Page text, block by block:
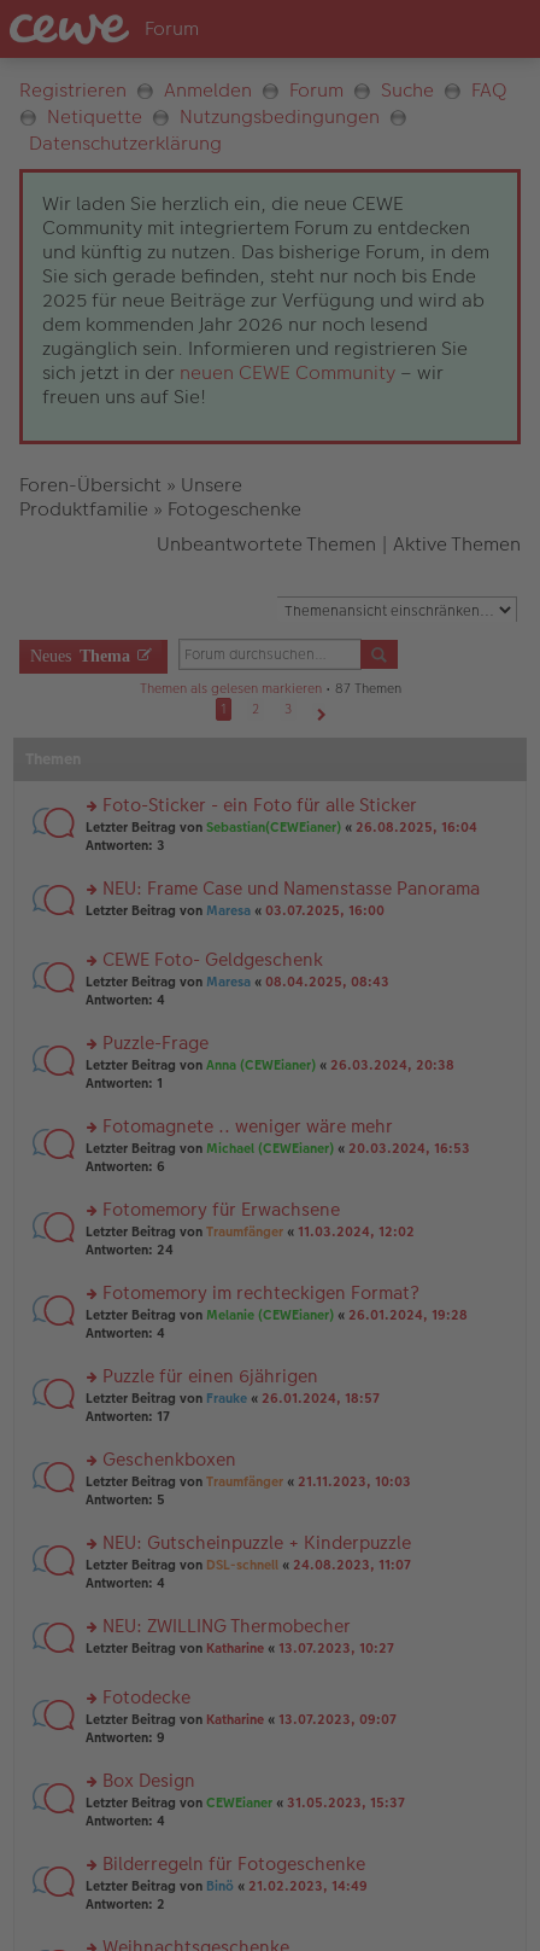
Registrieren Anmelden Forum Suche
FAQ
Netiquette
Nutzungsbedingungen
Datenschutzerklärung
Wir laden Sie herzlich ein, die neue CEWE
Community mit integriertem Forum zu entdecken
und künftig zu nutzen. Das bisherige Forum, in dem
Sie sich gerade befinden, steht nur noch bis Ende
2025 für neue Beiträge zur Verfügung und wird ab
dem kommenden Jahr 2026 nur noch lesend
zugänglich sein. Informieren und registrieren Sie
sich jetzt in der neuen CEWE Community – wir
freuen uns auf Sie!
Foren-Übersicht » Unsere
Produktfamilie » Fotogeschenke
Unbeantwortete Themen | Aktive Themen
Neues Thema
Themen als gelesen markieren• 87 Themen
1
2
3
rs
te
n
g
es
e
n
er
ei
tr
a
Foto-Sticker - ein Foto für alle Sticker
Letzter Beitrag von Sebastian(CEWEianer) « 26.08.2025, 16:04
Antworten: 3
rs
u
n
g
es
e
n
er
ei
tr
a
NEU: Frame Case und Namenstasse Panorama
Letzter Beitrag von Maresa « 03.07.2025, 16:00
rs
te
n
g
el
e
n
er
tr
a
g
CEWE Foto- Geldgeschenk
Letzter Beitrag von Maresa « 08.04.2025, 08:43
Antworten: 4
rs
te
n
g
el
e
n
er
tr
a
g
Puzzle-Frage
Letzter Beitrag von Anna (CEWEianer) « 26.03.2024, 20:38
Antworten: 1
rs
te
n
g
el
e
n
er
tr
a
g
Fotomagnete .. weniger wäre mehr
Letzter Beitrag von Michael (CEWEianer) « 20.03.2024, 16:53
Antworten: 6
rs
te
n
g
el
e
n
er
tr
a
g
Fotomemory für Erwachsene
Letzter Beitrag von Traumfänger « 11.03.2024, 12:02
Antworten: 24
rs
te
n
g
el
e
n
er
tr
a
g
Fotomemory im rechteckigen Format?
Letzter Beitrag von Melanie (CEWEianer) « 26.01.2024, 19:28
Antworten: 4
rs
te
n
g
el
e
n
er
tr
a
Puzzle für einen 6jährigen
Letzter Beitrag von Frauke « 26.01.2024, 18:57
Antworten: 17
rs
te
n
g
el
e
n
ei
tr
a
Geschenkboxen
Letzter Beitrag von Traumfänger « 21.11.2023, 10:03
Antworten: 5
rs
te
n
g
es
e
n
er
ei
tr
a
NEU: Gutscheinpuzzle + Kinderpuzzle
Letzter Beitrag von DSL-schnell « 24.08.2023, 11:07
Antworten: 4
rs
u
n
g
es
e
n
er
ei
tr
a
NEU: ZWILLING Thermobecher
Letzter Beitrag von Katharine « 13.07.2023, 10:27
rs
te
n
g
el
e
n
er
Fotodecke
Letzter Beitrag von Katharine « 13.07.2023, 09:07
Antworten: 9
rs
te
n
g
el
e
Box Design
Letzter Beitrag von CEWEianer « 31.05.2023, 15:37
Antworten: 4
rs
te
Bilderregeln für Fotogeschenke
Letzter Beitrag von Binö « 21.02.2023, 14:49
Antworten: 2